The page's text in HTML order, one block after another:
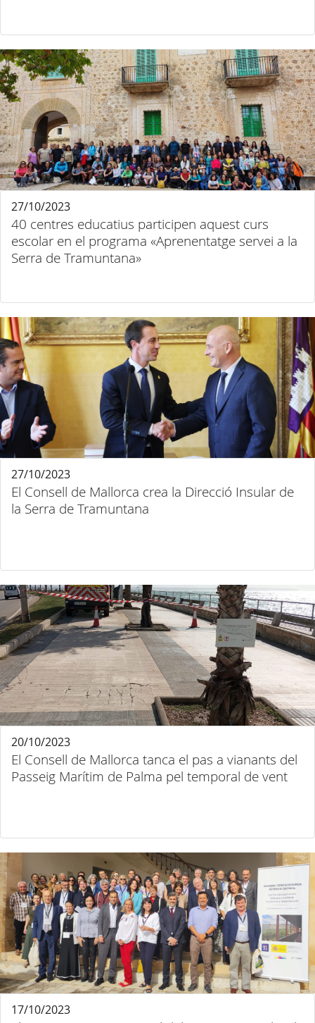
40 centres educatius participen aquest curs
escolar en el programa «Aprenentatge servei a la
Serra de Tramuntana»
27/10/2023
El Consell de Mallorca crea la Direcció Insular de
la Serra de Tramuntana
27/10/2023
El Consell de Mallorca tanca el pas a vianants del
Passeig Marítim de Palma pel temporal de vent
20/10/2023
17/10/2023